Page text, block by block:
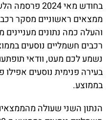
בחודש מאי
ממצאים ראשוניים מסקר
והעלה כמה נתונים
נשמע לכם מעט, וודאי
בממוצע.
הנתון השני שעולה